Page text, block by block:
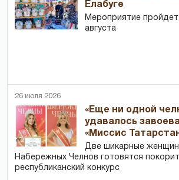
Елабуге
Мероприятие
августа
26 июля 2026
«Еще ни одной
удавалось
«Миссис
Две шикарные
Набережных Челнов готовятся
республиканский конкурс